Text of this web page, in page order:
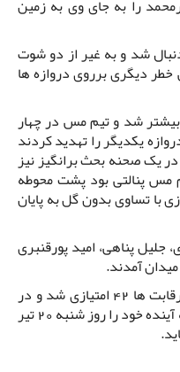
را به جای وی به زمین
شد و به غیر از دو شوت
دیگری برروی دروازه ها
بیشتر شد و تیم مس در چهار
یکدیگر را تهدید کردند
در یک صحنه بحث برانگیز نیز
مس پنالتی بود پشت محوطه
با تساوی بدون گل به پایان
جلیل پناهی، امید پورقنبری
آمدند.
تیم مس با این یک امتیاز در جدول رقابت ها 42 امتیازی شد و در
جایگاه هشتم قرار گرفت تا بازی هفته آینده خود را روز شنبه 20 تیر